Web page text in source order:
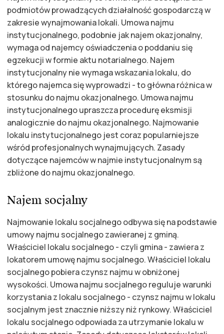
podmiotów prowadzących działalność gospodarczą w
zakresie wynajmowania lokali. Umowa najmu
instytucjonalnego, podobnie jak najem okazjonalny,
wymaga od najemcy oświadczenia o poddaniu się
egzekucji w formie aktu notarialnego. Najem
instytucjonalny nie wymaga wskazania lokalu, do
którego najemca się wyprowadzi - to główna różnica w
stosunku do najmu okazjonalnego. Umowa najmu
instytucjonalnego upraszcza procedurę eksmisji
analogicznie do najmu okazjonalnego. Najmowanie
lokalu instytucjonalnego jest coraz popularniejsze
wśród profesjonalnych wynajmujących. Zasady
dotyczące najemców w najmie instytucjonalnym są
zbliżone do najmu okazjonalnego.
Najem socjalny
Najmowanie lokalu socjalnego odbywa się na podstawie
umowy najmu socjalnego zawieranej z gminą.
Właściciel lokalu socjalnego - czyli gmina - zawiera z
lokatorem umowę najmu socjalnego. Właściciel lokalu
socjalnego pobiera czynsz najmu w obniżonej
wysokości. Umowa najmu socjalnego reguluje warunki
korzystania z lokalu socjalnego - czynsz najmu w lokalu
socjalnym jest znacznie niższy niż rynkowy. Właściciel
lokalu socjalnego odpowiada za utrzymanie lokalu w